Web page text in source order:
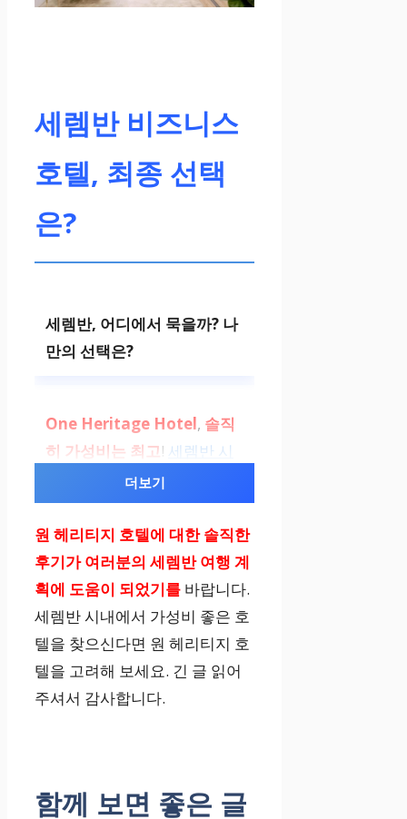
한
실
✔️
반
시
중
심
에
위
치
음
세렘반 비즈니스
호텔, 최종 선택
은?
세렘반, 어디에서 묵을까? 나
만의 선택은?
One Heritage Hotel, 솔직
히 가성비는 최고! 세렘반 시
접근성이좋아 뚜벅이 여
행자에게안성맞춤이죠.
솔직히 방음은 조금 아쉬웠어
게 좋을 것 같아요.
더보기
원 헤리티지 호텔에 대한 솔직한
후기가 여러분의 세렘반 여행 계
획에 도움이 되었기를 바랍니다.
세렘반 시내에서 가성비 좋은 호
텔을 찾으신다면 원 헤리티지 호
텔을 고려해 보세요. 긴 글 읽어
주셔서 감사합니다.
함께 보면 좋은 글